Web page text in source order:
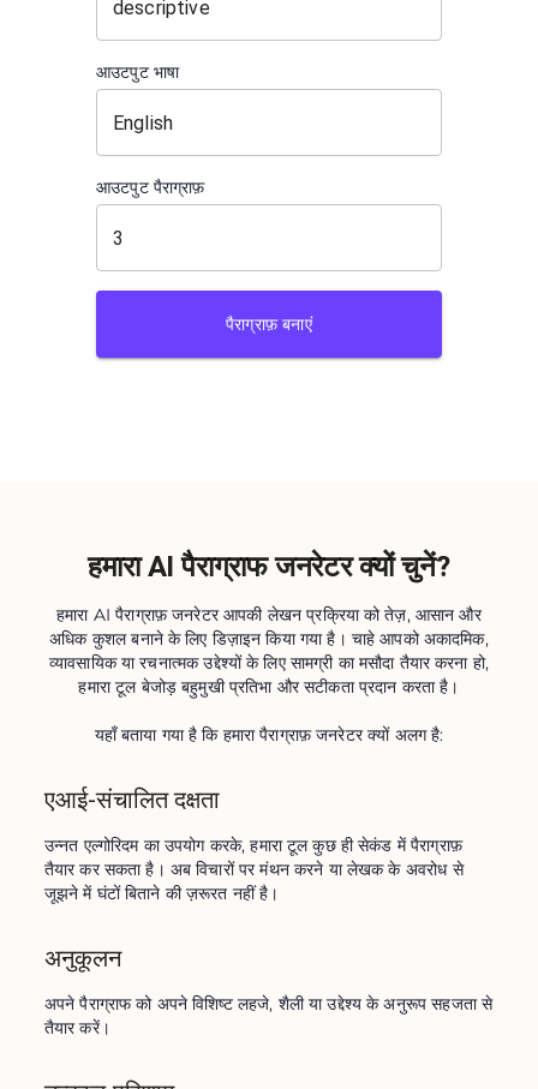
आउटपुट भाषा
आउटपुट पैराग्राफ़
पैराग्राफ़ बनाएं
हमारा AI पैराग्राफ जनरेटर क्यों चुनें?
हमारा AI पैराग्राफ़ जनरेटर आपकी लेखन प्रक्रिया को तेज़, आसान और
अधिक कुशल बनाने के लिए डिज़ाइन किया गया है। चाहे आपको अकादमिक,
व्यावसायिक या रचनात्मक उद्देश्यों के लिए सामग्री का मसौदा तैयार करना हो,
हमारा टूल बेजोड़ बहुमुखी प्रतिभा और सटीकता प्रदान करता है।
यहाँ बताया गया है कि हमारा पैराग्राफ़ जनरेटर क्यों अलग है:
एआई-संचालित दक्षता
उन्नत एल्गोरिदम का उपयोग करके, हमारा टूल कुछ ही सेकंड में पैराग्राफ़
तैयार कर सकता है। अब विचारों पर मंथन करने या लेखक के अवरोध से
जूझने में घंटों बिताने की ज़रूरत नहीं है।
अनुकूलन
अपने पैराग्राफ को अपने विशिष्ट लहजे, शैली या उद्देश्य के अनुरूप सहजता से
तैयार करें।